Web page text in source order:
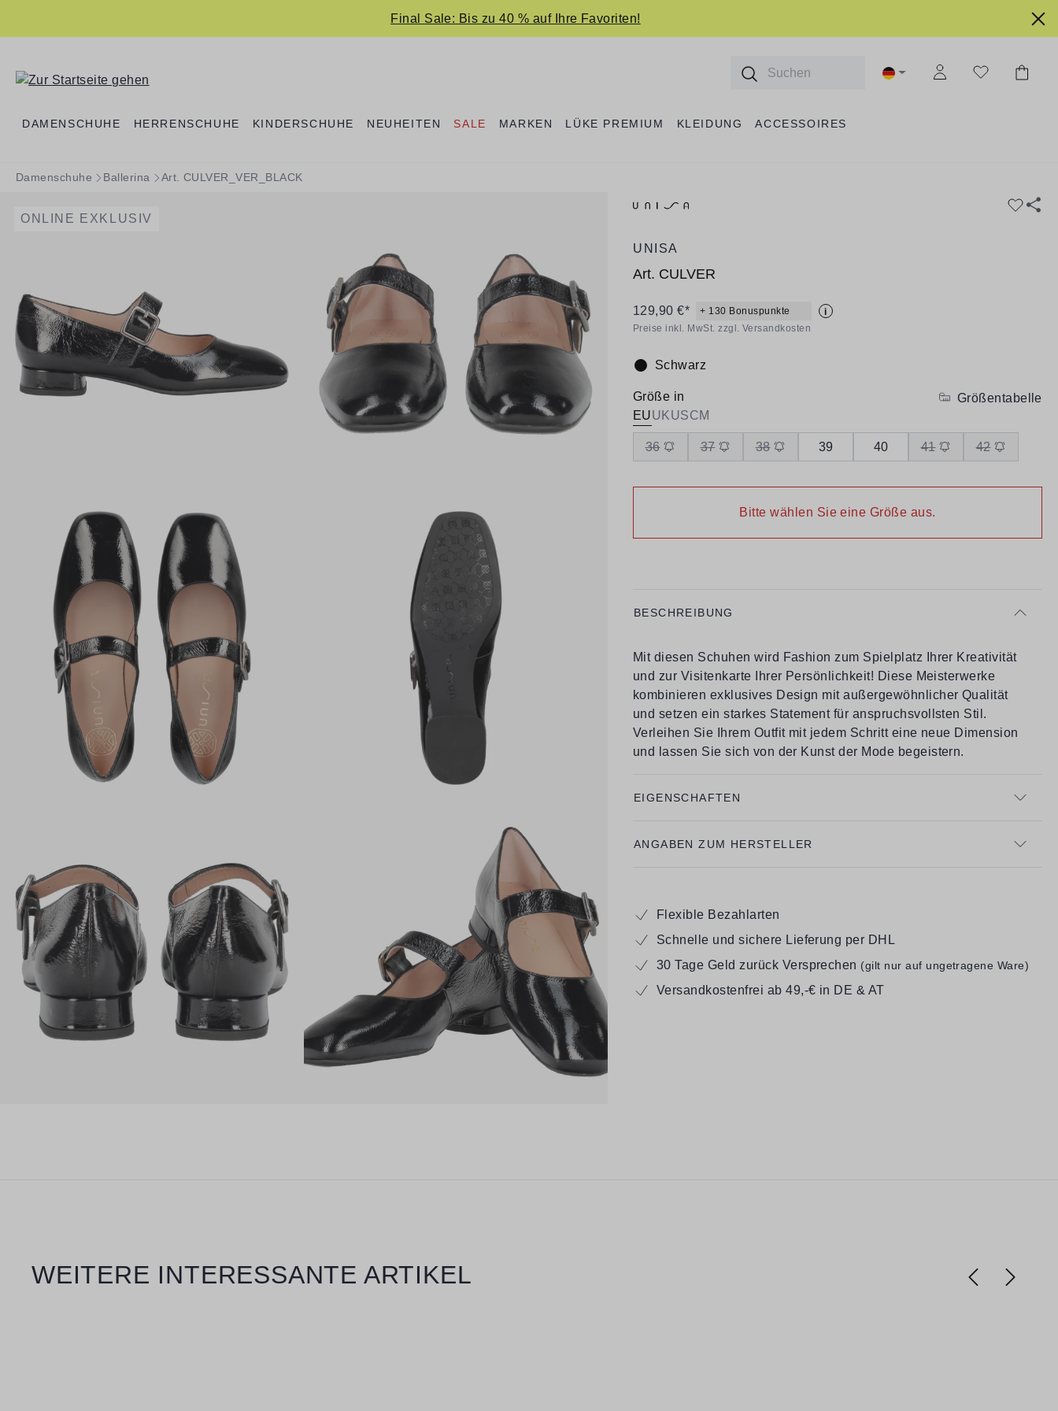
Final Sale: Bis zu 40 % auf Ihre Favoriten!
DAMENSCHUHE HERRENSCHUHE KINDERSCHUHE NEUHEITEN SALE MARKEN LÜKE PREMIUM KLEIDUNG ACCESSOIRES
Damenschuhe Ballerina Art. CULVER_VER_BLACK
ONLINE EXKLUSIV
UNISA
Art. CULVER
129,90 €* + 130 Bonuspunkte
i
Preise inkl. MwSt. zzgl. Versandkosten
Farbe:
Schwarz
Größe in
EUUKUSCM
Größentabelle
36 37 38 39 40 41 42
Bitte wählen Sie eine Größe aus.
BESCHREIBUNG
Mit diesen Schuhen wird Fashion zum Spielplatz Ihrer Kreativität
und zur Visitenkarte Ihrer Persönlichkeit! Diese Meisterwerke
kombinieren exklusives Design mit außergewöhnlicher Qualität
und setzen ein starkes Statement für anspruchsvollsten Stil.
Verleihen Sie Ihrem Outfit mit jedem Schritt eine neue Dimension
und lassen Sie sich von der Kunst der Mode begeistern.
EIGENSCHAFTEN
ANGABEN ZUM HERSTELLER
Flexible Bezahlarten
Schnelle und sichere Lieferung per DHL
30 Tage Geld zurück Versprechen (gilt nur auf ungetragene Ware)
Versandkostenfrei ab 49,-€ in DE & AT
Produktgalerie überspringen
WEITERE INTERESSANTE ARTIKEL